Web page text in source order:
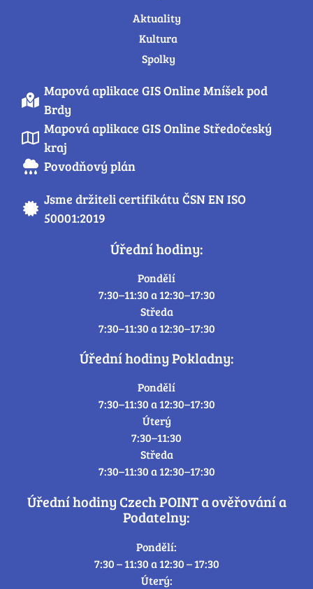
Aktuality
Kultura
Spolky
Mapová aplikace GIS Online Mníšek pod
Brdy
Mapová aplikace GIS Online Středočeský
kraj
Povodňový plán
Jsme držiteli certifikátu ČSN EN ISO
50001:2019
Úřední hodiny:
Pondělí
7:30–11:30 a 12:30–17:30
Středa
7:30–11:30 a 12:30–17:30
Úřední hodiny Pokladny:
Pondělí
7:30–11:30 a 12:30–17:30
Úterý
7:30–11:30
Středa
7:30–11:30 a 12:30–17:30
Úřední hodiny Czech POINT a ověřování a
Podatelny:
Pondělí:
7:30 – 11:30 a 12:30 – 17:30
Úterý: